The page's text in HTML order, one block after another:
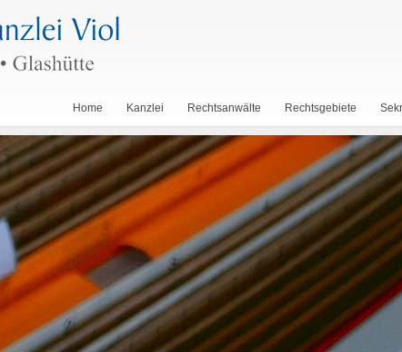
Home Kanzlei Rechtsanwälte Rechtsgebiete